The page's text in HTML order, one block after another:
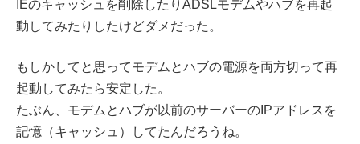
IEのキャッシュを削除したりADSLモデムやハブを再起
動してみたりしたけどダメだった。
もしかしてと思ってモデムとハブの電源を両方切って再
起動してみたら安定した。
たぶん、モデムとハブが以前のサーバーのIPアドレスを
記憶（キャッシュ）してたんだろうね。